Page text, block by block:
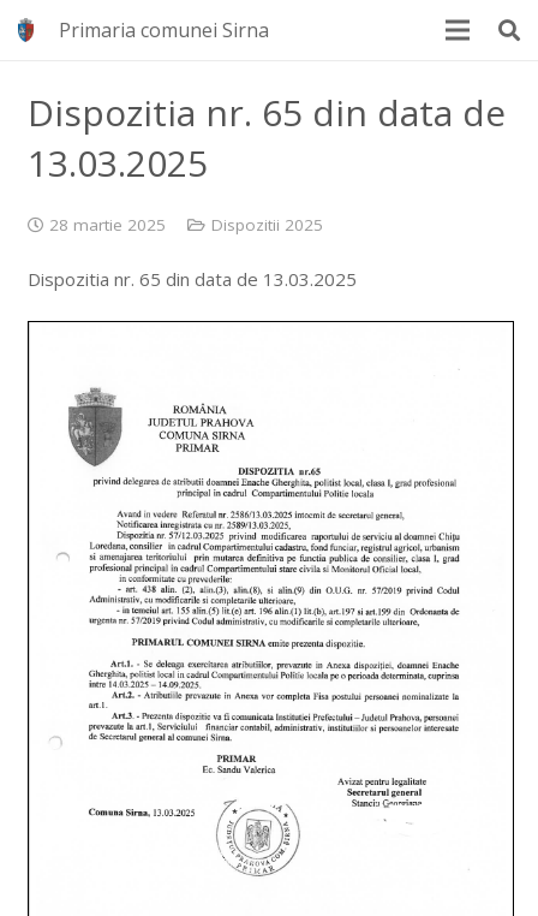
Primaria comunei Sirna
Dispozitia nr. 65 din data de
13.03.2025
28 martie 2025 Dispozitii 2025
Dispozitia nr. 65 din data de 13.03.2025